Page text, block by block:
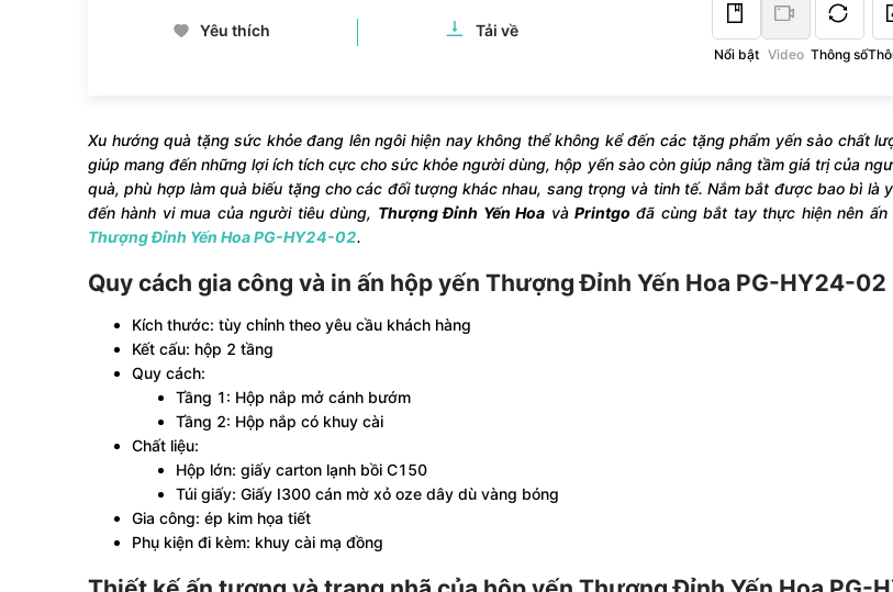
Yêu thích Tải về
Nổi bật Video Thông số
Xu hướng quà tặng sức khỏe đang lên ngôi hiện nay không thể không kể đến các tặng phẩm yến sào chất
giúp mang đến những lợi ích tích cực cho sức khỏe người dùng, hộp yến sào còn giúp nâng tầm giá trị của
quà, phù hợp làm quà biếu tặng cho các đối tượng khác nhau, sang trọng và tinh tế. Nắm bắt được bao bì là
đến hành vi mua của người tiêu dùng, Thượng Đỉnh Yến Hoa vàPrintgo đã cùng bắt tay thực hiện nên ấn
Thượng Đỉnh Yến Hoa PG-HY24-02.
Quy cách gia công và in ấn hộp yến Thượng Đỉnh Yến Hoa PG-HY24-02
Kích thước: tùy chỉnh theo yêu cầu khách hàng
Kết cấu: hộp 2 tầng
Quy cách:
Tầng 1: Hộp nắp mở cánh bướm
Tầng 2: Hộp nắp có khuy cài
Chất liệu:
Hộp lớn: giấy carton lạnh bồi C150
Túi giấy: Giấy I300 cán mờ xỏ oze dây dù vàng bóng
Gia công: ép kim họa tiết
Phụ kiện đi kèm: khuy cài mạ đồng